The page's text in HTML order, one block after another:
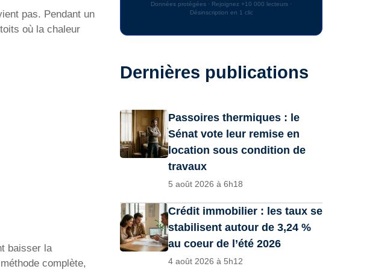
pas. Pendant un
où la chaleur
baisser la
complète,
Données protégées · Rejoignez +10 000 lecteurs ·
Désinscription en 1 clic
Dernières publications
Passoires thermiques : le
Sénat vote leur remise en
location sous condition de
travaux
5 août 2026 à 6h18
Crédit immobilier : les taux se
stabilisent autour de 3,24 %
au coeur de l’été 2026
4 août 2026 à 5h12